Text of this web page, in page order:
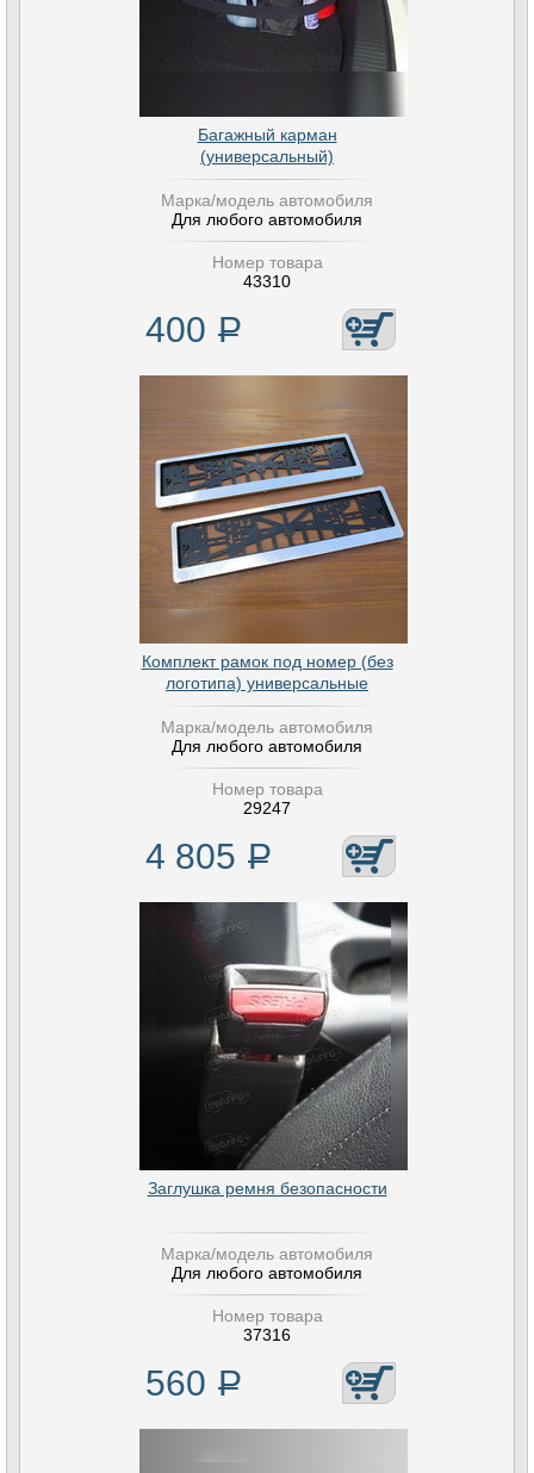
Багажный карман
(универсальный)
Марка/модель автомобиля
Для любого автомобиля
Номер товара
43310
400 Р
Комплект рамок под номер (без
логотипа) универсальные
Марка/модель автомобиля
Для любого автомобиля
Номер товара
29247
4 805 Р
Заглушка ремня безопасности
Марка/модель автомобиля
Для любого автомобиля
Номер товара
37316
560 Р